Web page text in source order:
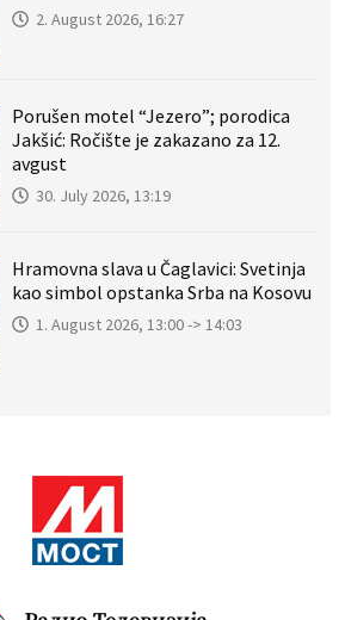
2. August 2026, 16:27
Porušen motel “Jezero”; porodica
Jakšić: Ročište je zakazano za 12.
avgust
30. July 2026, 13:19
Hramovna slava u Čaglavici: Svetinja
kao simbol opstanka Srba na Kosovu
1. August 2026, 13:00 -> 14:03